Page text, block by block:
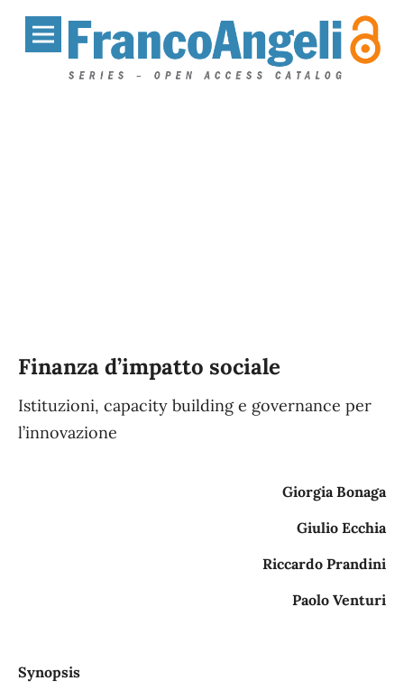
Finanza d’impatto sociale
Istituzioni, capacity building e governance per
l’innovazione
Giorgia Bonaga
Giulio Ecchia
Riccardo Prandini
Paolo Venturi
Synopsis